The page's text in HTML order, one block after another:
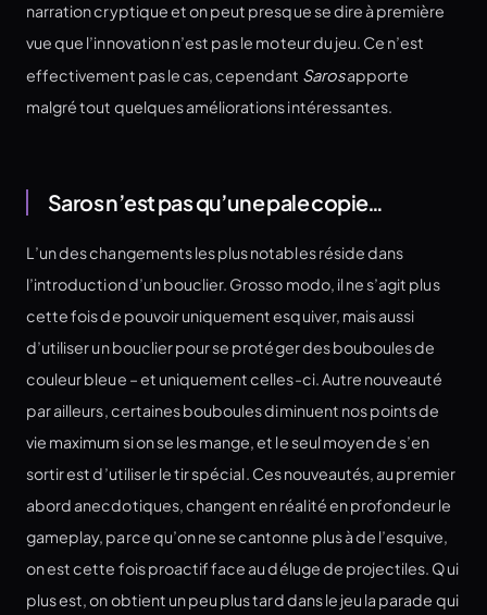
narration cryptique et on peut presque se dire à première
vue que l’innovation n’est pas le moteur du jeu. Ce n’est
effectivement pas le cas, cependant Sarosapporte
malgré tout quelques améliorations intéressantes.
Saros n’est pas qu’une pale copie…
L’un des changements les plus notables réside dans
l’introduction d’un bouclier. Grosso modo, il ne s’agit plus
cette fois de pouvoir uniquement esquiver, mais aussi
d’utiliser un bouclier pour se protéger des bouboules de
couleur bleue – et uniquement celles-ci. Autre nouveauté
par ailleurs, certaines bouboules diminuent nos points de
vie maximum si on se les mange, et le seul moyen de s’en
sortir est d’utiliser le tir spécial. Ces nouveautés, au premier
abord anecdotiques, changent en réalité en profondeur le
gameplay, parce qu’on ne se cantonne plus à de l’esquive,
on est cette fois proactif face au déluge de projectiles. Qui
plus est, on obtient un peu plus tard dans le jeu la parade qui